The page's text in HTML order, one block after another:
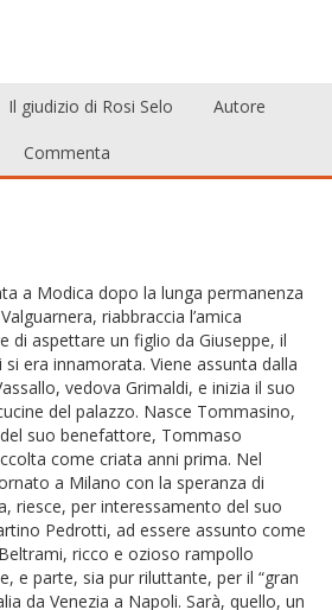
Il giudizio di Rosi Selo Autore
Commenta
a Modica dopo la lunga permanenza
riabbraccia l’amica
di aspettare un figlio da Giuseppe, il
era innamorata. Viene assunta dalla
vedova Grimaldi, e inizia il suo
del palazzo. Nasce Tommasino,
suo benefattore, Tommaso
come criata anni prima. Nel
a Milano con la speranza di
riesce, per interessamento del suo
Pedrotti, ad essere assunto come
ricco e ozioso rampollo
e parte, sia pur riluttante, per il “gran
da Venezia a Napoli. Sarà, quello, un